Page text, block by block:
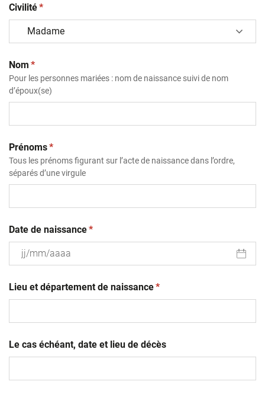
Civilité(obligatoire)
*
Nom (obligatoire)
*
Pour les personnes mariées : nom de naissance suivi de nom
d’époux(se)
Prénoms(obligatoire)
*
Tous les prénoms figurant sur l’acte de naissance dans l’ordre,
séparés d’une virgule
Date de naissance(obligatoire)
*
slash
MM
Lieu et département de naissance(obligatoire)
*
Le cas échéant, date et lieu de décès